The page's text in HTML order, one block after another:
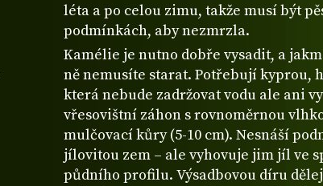
léta a po celou zimu, takže musí být
podmínkách, aby nezmrzla.
Kamélie je nutno dobře vysadit, a
ně nemusíte starat. Potřebují kyprou,
která nebude zadržovat vodu ale ani
vřesovištní záhon s rovnoměrnou
mulčovací kůry (5-10 cm). Nesnáší
jílovitou zem – ale vyhovuje jim jíl ve
půdního profilu. Výsadbovou díru